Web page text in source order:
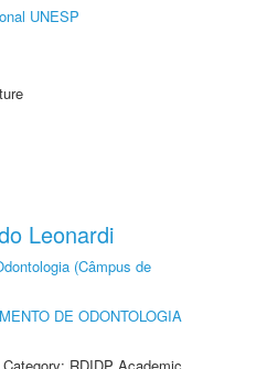
UNESP
Leonardi
(Câmpus de
DE ODONTOLOGIA